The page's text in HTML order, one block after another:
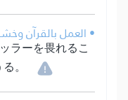
• العمل بالقرآن
ラーを畏れるこ
。